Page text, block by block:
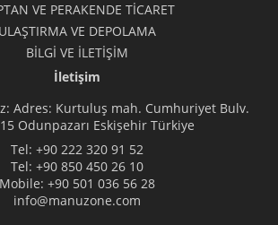
VE PERAKENDE TİCARET
ULAŞTIRMA VE DEPOLAMA
BİLGİ VE İLETİŞİM
İletişim
Adres: Kurtuluş mah. Cumhuriyet Bulv.
Odunpazarı Eskişehir Türkiye
Tel: +90 222 320 91 52
Tel: +90 850 450 26 10
Mobile: +90 501 036 56 28
info@manuzone.com